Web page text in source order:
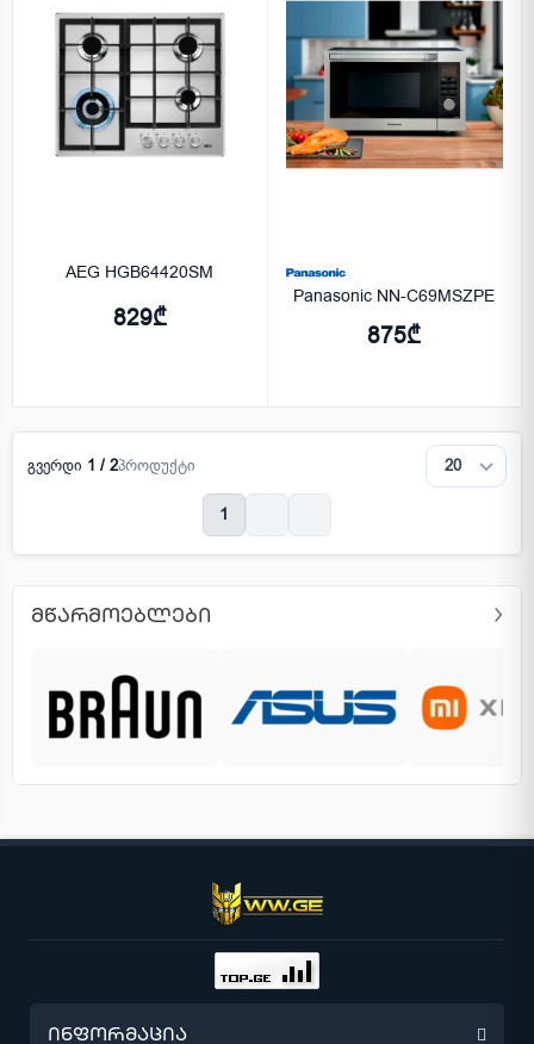
AEG HGB64420SM
829₾
Panasonic NN-C69MSZPE
875₾
გვერდი 1 / 2პროდუქტი
1
ᲛᲬᲐᲠᲛᲝᲔᲑᲚᲔᲑᲘ
ინფორმაცია